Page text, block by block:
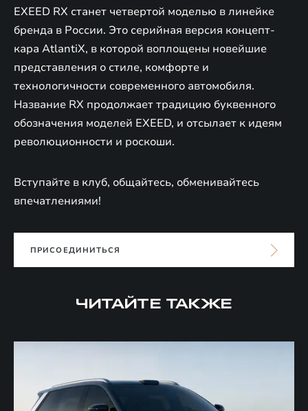
EXEED RX станет четвертой моделью в линейке
бренда в России. Это серийная версия концепт-
кара AtlantiX, в которой воплощены новейшие
представления о стиле, комфорте и
технологичности современного автомобиля.
Название RX продолжает традицию буквенного
обозначения моделей EXEED, и отсылает к идеям
революционности и роскоши.
Вступайте в клуб, общайтесь, обменивайтесь
впечатлениями!
ПРИСОЕДИНИТЬСЯ
ЧИТАЙТЕ ТАКЖЕ